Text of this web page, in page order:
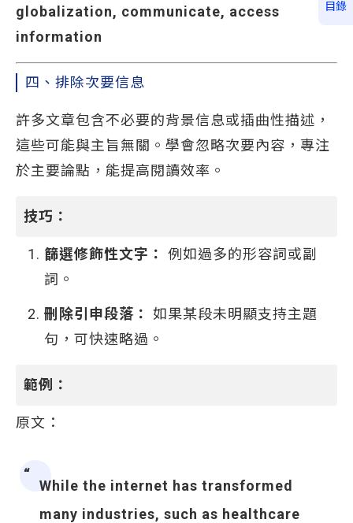
globalization, communicate, access
information
四、排除次要信息
許多文章包含不必要的背景信息或插曲性描述，
這些可能與主旨無關。學會忽略次要內容，專注
於主要論點，能提高閱讀效率。
技巧：
篩選修飾性文字：
例如過多的形容詞或副
詞。
刪除引申段落：
如果某段未明顯支持主題
句，可快速略過。
範例：
原文：
While the internet has transformed
many industries, such as healthcare
目錄